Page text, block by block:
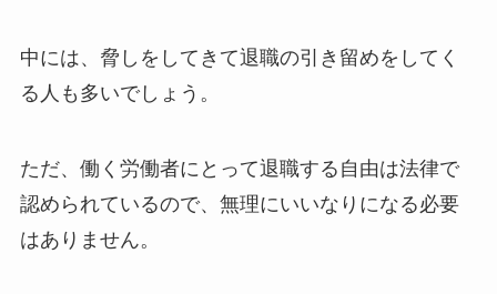
中には、脅しをしてきて退職の引き留めをしてく
る人も多いでしょう。
ただ、働く労働者にとって退職する自由は法律で
認められているので、無理にいいなりになる必要
はありません。